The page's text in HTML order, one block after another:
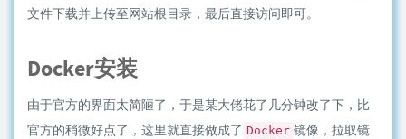
文件下载并上传至网站根目录，最后直接访问即可。
Docker安装
由于官方的界面太简陋了，于是某大佬花了几分钟改了下，比
官方的稍微好点了，这里就直接做成了 Docker 镜像，拉取镜